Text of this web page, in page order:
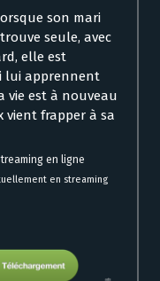
son mari
seule, avec
elle est
lui apprennent
vie est à nouveau
vient frapper à sa
en ligne
en streaming